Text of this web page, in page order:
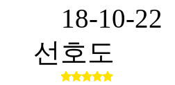
18-10-22
선호도